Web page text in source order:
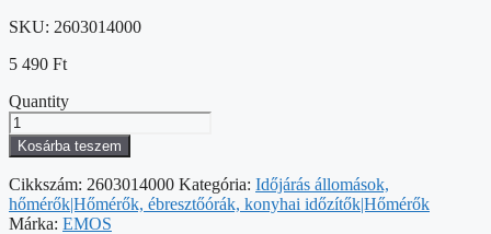
SKU: 2603014000
5 490 Ft
Quantity
EMOS
Digitális
hőmérő
vezetékes
mennyiség
Kosárba teszem
Cikkszám: 2603014000 Kategória: Időjárás állomások,
hőmérők|Hőmérők, ébresztőórák, konyhai időzítők|Hőmérők
Márka: EMOS